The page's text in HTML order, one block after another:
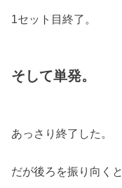
1セット目終了。
そして単発。
あっさり終了した。
だが後ろを振り向くと